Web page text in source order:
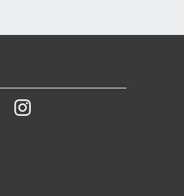
YoutubeInstagram